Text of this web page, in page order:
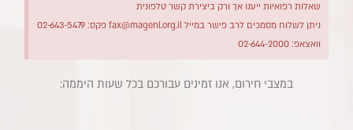
שאלות רפואיות ייענו אך ורק ביצירת קשר טלפונית
ניתן לשלוח מסמכים לרב פישר במיילfax@magenl.org.il
פקס: 02-643-5479
וואצאפ: 02-644-2000
במצבי חירום, אנו זמינים עבורכם בכל שעות היממה:​